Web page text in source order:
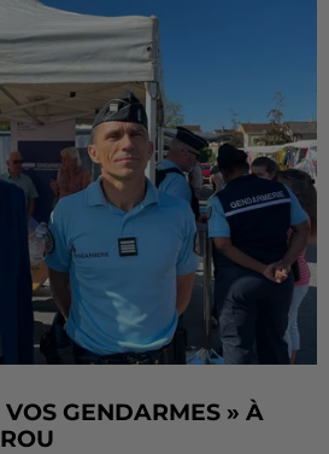
GENDARMES » À